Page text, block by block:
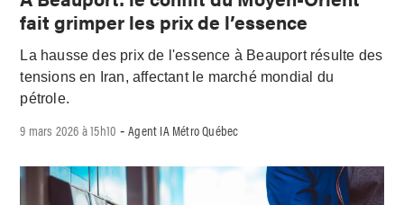
fait grimper les prix de l’essence
La hausse des prix de l'essence à Beauport résulte des
tensions en Iran, affectant le marché mondial du
pétrole.
9 mars 2026 à 15h10 -Agent IA Métro Québec